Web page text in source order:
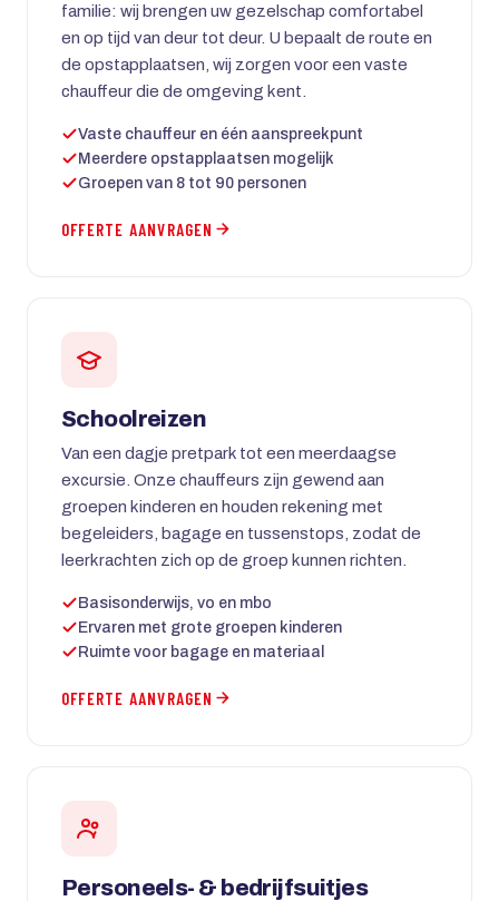
familie: wij brengen uw gezelschap comfortabel
en op tijd van deur tot deur. U bepaalt de route en
de opstapplaatsen, wij zorgen voor een vaste
chauffeur die de omgeving kent.
Vaste chauffeur en één aanspreekpunt
Meerdere opstapplaatsen mogelijk
Groepen van 8 tot 90 personen
OFFERTE AANVRAGEN
Schoolreizen
Van een dagje pretpark tot een meerdaagse
excursie. Onze chauffeurs zijn gewend aan
groepen kinderen en houden rekening met
begeleiders, bagage en tussenstops, zodat de
leerkrachten zich op de groep kunnen richten.
Basisonderwijs, vo en mbo
Ervaren met grote groepen kinderen
Ruimte voor bagage en materiaal
OFFERTE AANVRAGEN
Personeels- & bedrijfsuitjes